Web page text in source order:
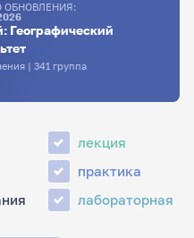
ОБНОВЛЕНИЯ:
Географический
| 341 группа
лекция
практика
лабораторная